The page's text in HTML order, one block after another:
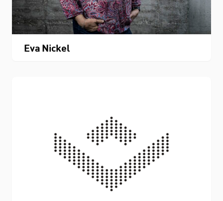
Downloads
Kontakt
Eva Nickel